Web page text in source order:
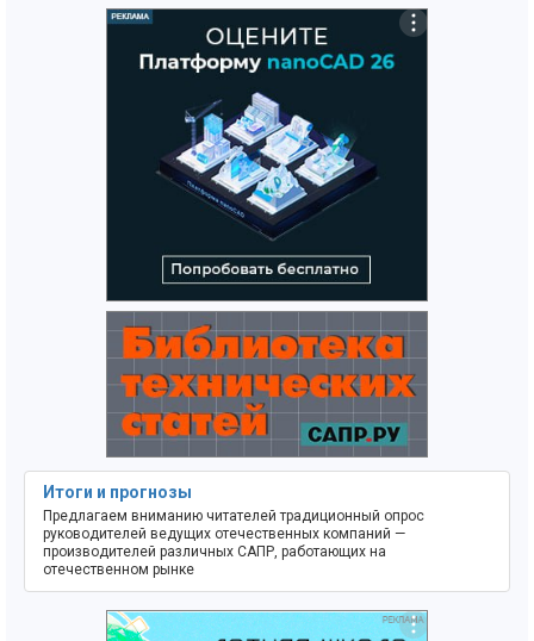
Итоги и прогнозы
Предлагаем вниманию читателей традиционный опрос
руководителей ведущих отечественных компаний —
производителей различных САПР, работающих на
отечественном рынке